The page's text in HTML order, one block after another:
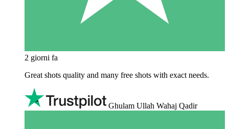
2 giorni fa
Great shots quality and many free shots with exact needs.
Ghulam Ullah Wahaj Qadir